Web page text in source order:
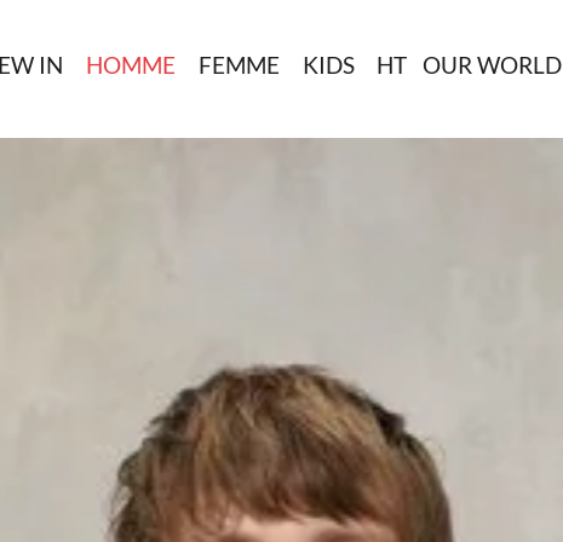
IN HOMME FEMME KIDS HT OUR WORLD